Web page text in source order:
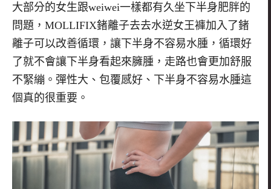
大部分的女生跟weiwei一樣都有久坐下半身肥胖的
問題，MOLLIFIX鍺離子去去水逆女王褲加入了鍺
離子可以改善循環，讓下半身不容易水腫，循環好
了就不會讓下半身看起來臃腫，走路也會更加舒服
不緊繃。彈性大、包覆感好、下半身不容易水腫這
個真的很重要。